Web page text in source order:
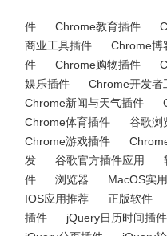
件
Chrome教育插件
商业工具插件
Chrome博
件
Chrome购物插件
娱乐插件
Chrome开发者
Chrome新闻与天气插件
Chrome体育插件
谷歌浏
Chrome游戏插件
发
谷歌官方插件应用
件
浏览器 MacOS实
IOS应用推荐
正版软件
插件
jQuery日历时间插件